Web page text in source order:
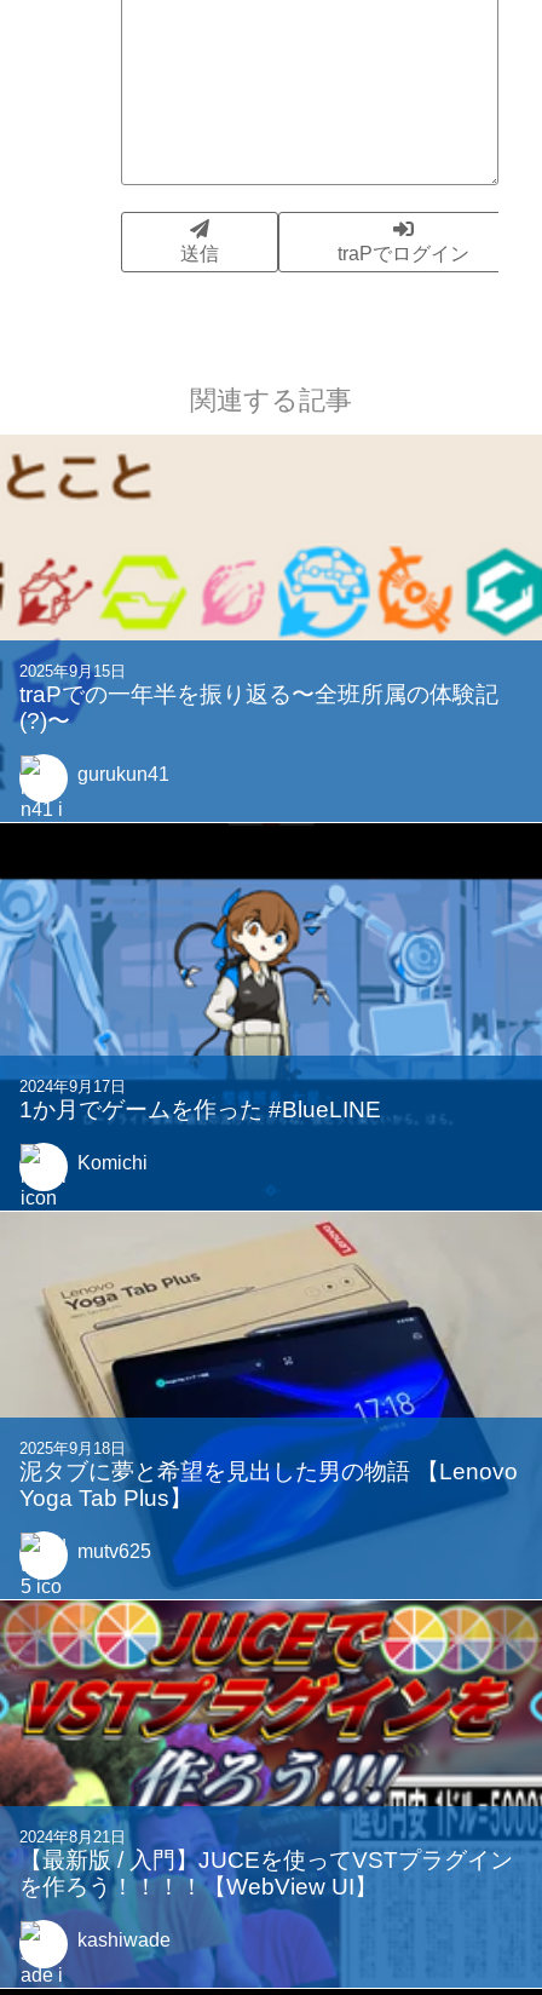
関連する記事
2025年9月15日
traPでの一年半を振り返る〜全班所属の体験記
(?)〜
gurukun41
2024年9月17日
1か月でゲームを作った #BlueLINE
Komichi
2025年9月18日
泥タブに夢と希望を見出した男の物語 【Lenovo
Yoga Tab Plus】
mutv625
2024年8月21日
【最新版 / 入門】JUCEを使ってVSTプラグイン
を作ろう！！！！【WebView UI】
kashiwade